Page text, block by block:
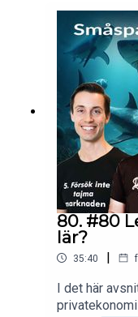
80. #80
lär?
35:40 |
I det här